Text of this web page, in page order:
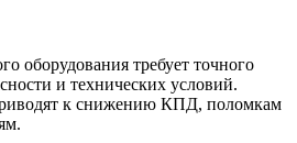
оборудования требует точного
и технических условий.
к снижению КПД, поломкам